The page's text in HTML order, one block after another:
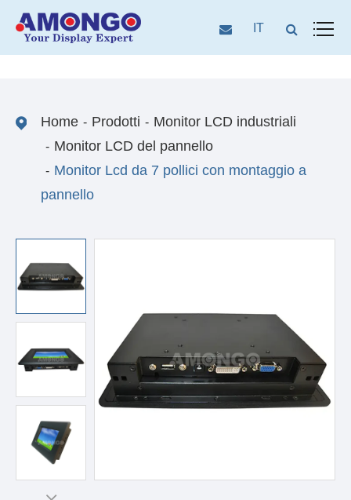
IT
Home Prodotti
Monitor LCD industriali
Monitor LCD del pannello
Monitor Lcd da 7 pollici con montaggio a
pannello